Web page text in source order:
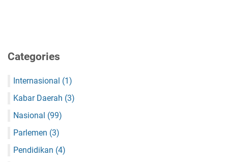
Categories
Internasional (1)
Kabar Daerah (3)
Nasional (99)
Parlemen (3)
Pendidikan (4)